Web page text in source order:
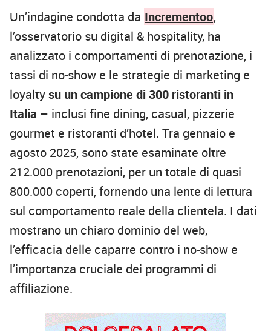
Un’indagine condotta da Incrementoo,
l’osservatorio su digital & hospitality, ha
analizzato i comportamenti di prenotazione, i
tassi di no-show e le strategie di marketing e
loyaltysu un campione di 300 ristoranti in
Italia – inclusi fine dining, casual, pizzerie
gourmet e ristoranti d’hotel. Tra gennaio e
agosto 2025, sono state esaminate oltre
212.000 prenotazioni, per un totale di quasi
800.000 coperti, fornendo una lente di lettura
sul comportamento reale della clientela. I dati
mostrano un chiaro dominio del web,
l’efficacia delle caparre contro i no-show e
l’importanza cruciale dei programmi di
affiliazione.